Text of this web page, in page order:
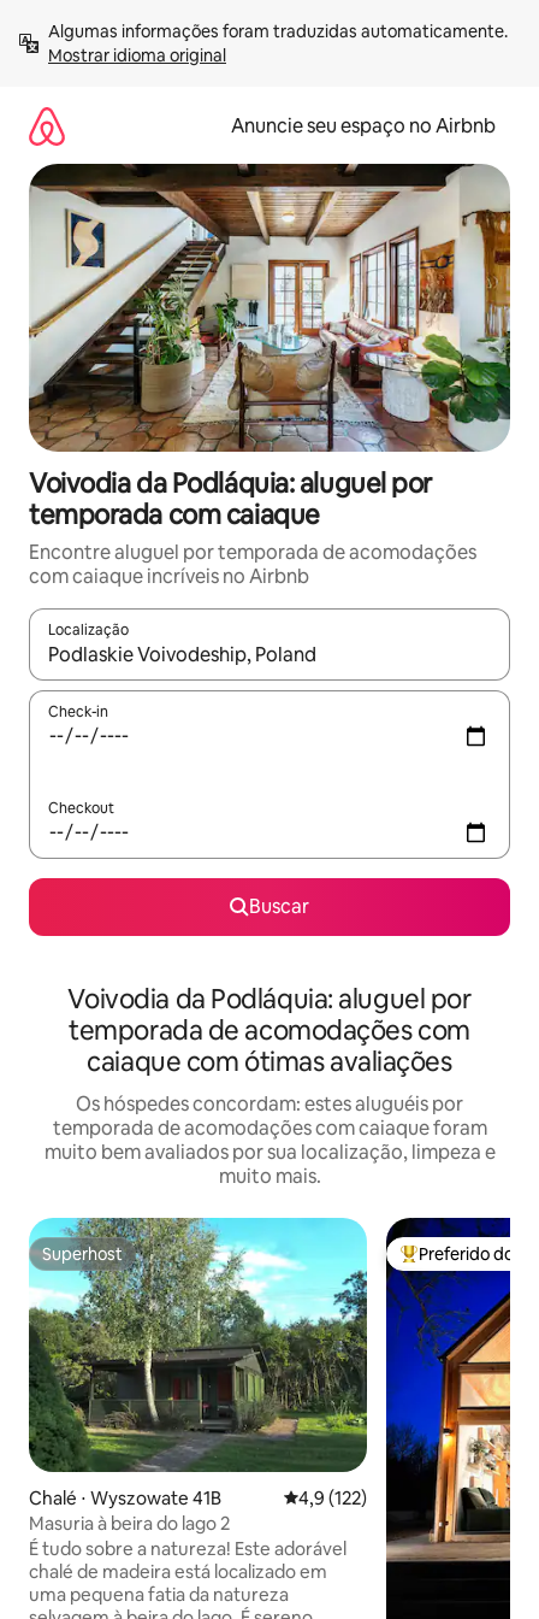
para
Mostrar idioma original
Anuncie seu espaço no Airbnb
Voivodia da Podláquia: aluguel por
temporada com caiaque
Encontre aluguel por temporada de acomodações
com caiaque incríveis no Airbnb
Localização
Quando os resultados estiverem disponíveis, explore-os
Check-in
Checkout
Buscar
Voivodia da Podláquia: aluguel por
temporada de acomodações com
caiaque com ótimas avaliações
Os hóspedes concordam: estes aluguéis por
temporada de acomodações com caiaque foram
muito bem avaliados por sua localização, limpeza e
muito mais.
Superhost
Superhost
Chalé ⋅ Wyszowate 41B 4,9 de uma avaliação média de
4,9 (122)
Masuria à beira do lago 2
É tudo sobre a natureza! Este adorável
chalé de madeira está localizado em
uma pequena fatia da natureza
Entre os
Preferido dos